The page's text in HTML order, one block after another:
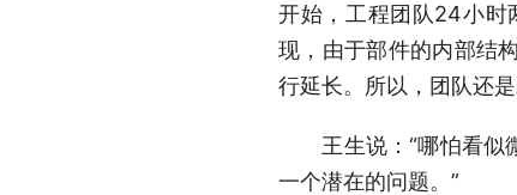
开始，工程团队24小时
现，由于部件的内部结
行延长。所以，团队还
王生说：“哪怕看似微
一个潜在的问题。”